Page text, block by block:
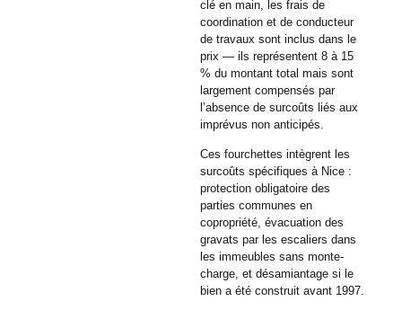
clé en main, les frais de
coordination et de conducteur
de travaux sont inclus dans le
prix — ils représentent 8 à 15
% du montant total mais sont
largement compensés par
l’absence de surcoûts liés aux
imprévus non anticipés.
Ces fourchettes intègrent les
surcoûts spécifiques à Nice :
protection obligatoire des
parties communes en
copropriété, évacuation des
gravats par les escaliers dans
les immeubles sans monte-
charge, et désamiantage si le
bien a été construit avant 1997.